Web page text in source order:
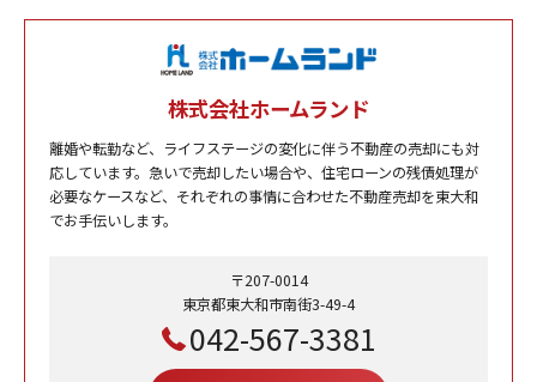
株式会社ホームランド
離婚や転勤など、ライフステージの変化に伴う不動産の売却にも対
応しています。急いで売却したい場合や、住宅ローンの残債処理が
必要なケースなど、それぞれの事情に合わせた不動産売却を東大和
でお手伝いします。
〒207-0014
東京都東大和市南街3-49-4
042-567-3381